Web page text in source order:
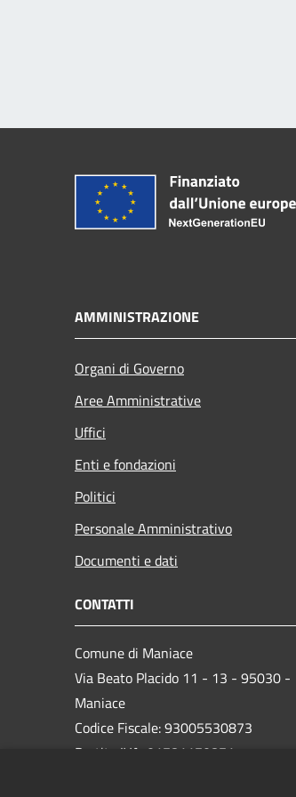
AMMINISTRAZIONE
Organi di Governo
Aree Amministrative
Uffici
Enti e fondazioni
Politici
Personale Amministrativo
Documenti e dati
CONTATTI
Comune di Maniace
Via Beato Placido 11 - 13 - 95030 -
Maniace
Codice Fiscale: 93005530873
Partita IVA: 01781170871